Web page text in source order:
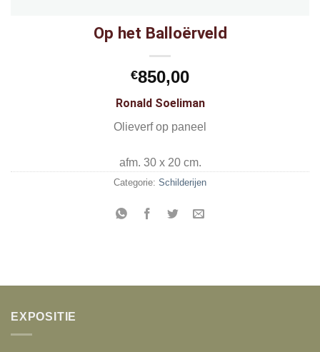
Op het Balloërveld
€850,00
Ronald Soeliman
Olieverf op paneel
afm. 30 x 20 cm.
Categorie: Schilderijen
EXPOSITIE